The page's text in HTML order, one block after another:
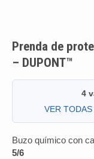
Prenda de
– DUPONT™
4
VER
Buzo químico con
5/6